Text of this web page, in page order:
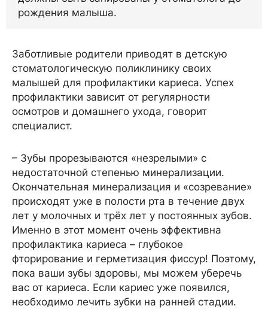
рождения малыша.
Заботливые родители приводят в детскую
стоматологическую поликлинику своих
малышей для профилактики кариеса. Успех
профилактики зависит от регулярности
осмотров и домашнего ухода, говорит
специалист.
– Зубы прорезываются «незрелыми» с
недостаточной степенью минерализации.
Окончательная минерализация и «созревание»
происходят уже в полости рта в течение двух
лет у молочных и трёх лет у постоянных зубов.
Именно в этот момент очень эффективна
профилактика кариеса – глубокое
фторирование и герметизация фиссур! Поэтому,
пока ваши зубы здоровы, мы можем уберечь
вас от кариеса. Если кариес уже появился,
необходимо лечить зубки на ранней стадии.